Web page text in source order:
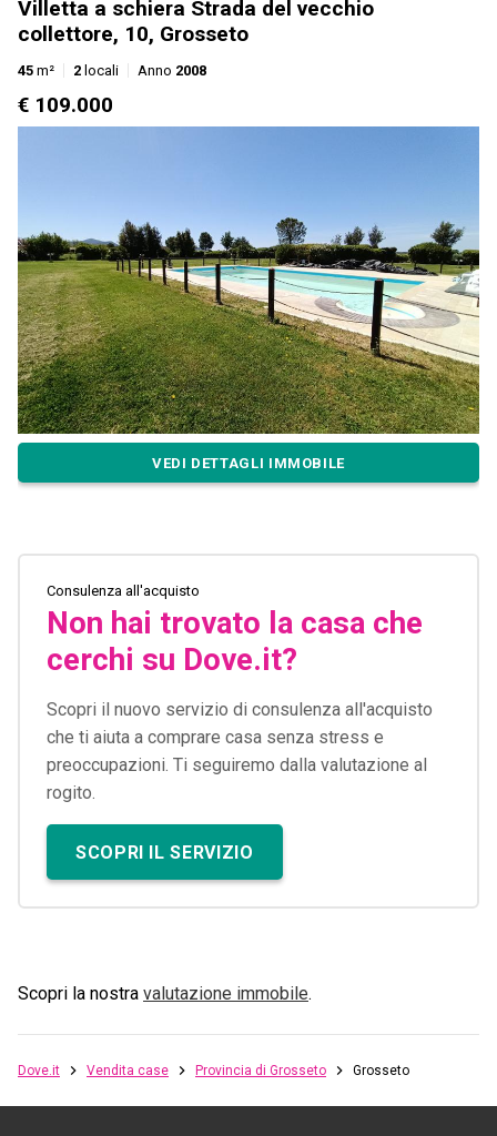
Villetta a schiera Strada del vecchio
collettore, 10, Grosseto
45 m² 2 locali Anno 2008
€ 109.000
VEDI DETTAGLI IMMOBILE
Consulenza all'acquisto
Non hai trovato la casa che
cerchi su Dove.it?
Scopri il nuovo servizio di consulenza all'acquisto
che ti aiuta a comprare casa senza stress e
preoccupazioni. Ti seguiremo dalla valutazione al
rogito.
SCOPRI IL SERVIZIO
Scopri la nostra valutazione immobile.
Dove.it Vendita case Provincia di Grosseto Grosseto